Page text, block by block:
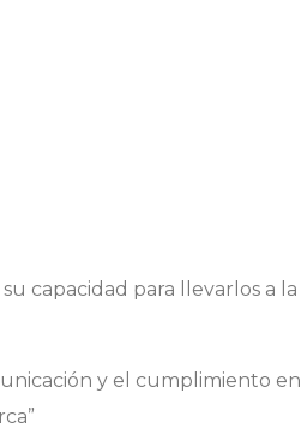
capacidad para llevarlos a la
y el cumplimiento en